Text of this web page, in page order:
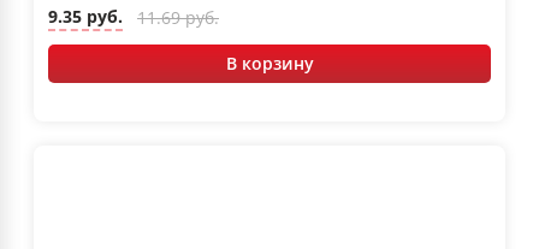
9.35 руб.
11.69 руб.
В корзину